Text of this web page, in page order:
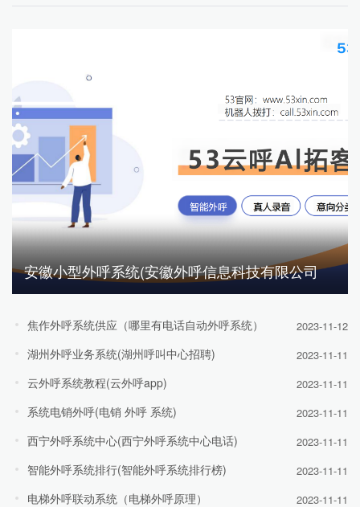
安徽小型外呼系统(安徽外呼信息科技有限公司
焦作外呼系统供应（哪里有电话自动外呼系统） 2023-11-12
湖州外呼业务系统(湖州呼叫中心招聘) 2023-11-11
云外呼系统教程(云外呼app) 2023-11-11
系统电销外呼(电销 外呼 系统) 2023-11-11
西宁外呼系统中心(西宁外呼系统中心电话) 2023-11-11
智能外呼系统排行(智能外呼系统排行榜) 2023-11-11
电梯外呼联动系统（电梯外呼原理） 2023-11-11